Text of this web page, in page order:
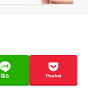
送る Pocket